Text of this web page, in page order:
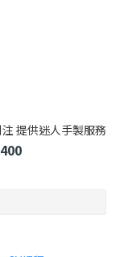
提供迷人手製服務